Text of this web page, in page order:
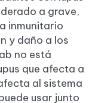
a grave,
inmunitario
y daño a los
no está
que afecta a
al sistema
usar junto